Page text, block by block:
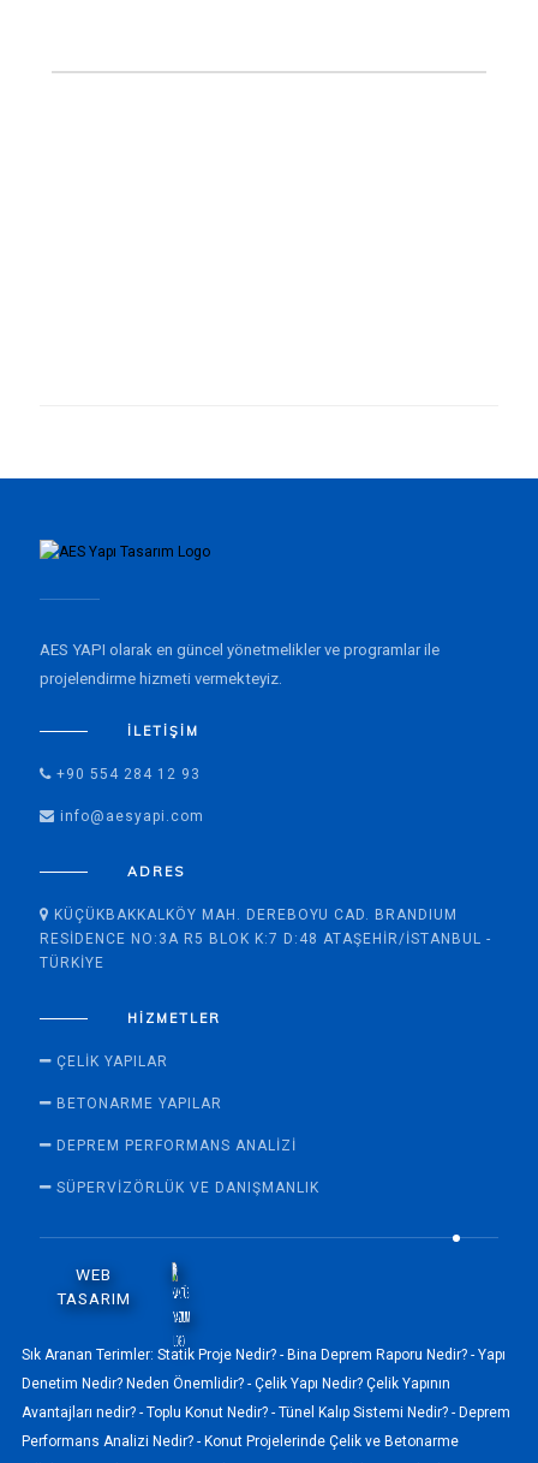
AES YAPI olarak en güncel yönetmelikler ve programlar ile
projelendirme hizmeti vermekteyiz.
İLETIŞIM
+90 554 284 12 93
info@aesyapi.com
ADRES
KÜÇÜKBAKKALKÖY MAH. DEREBOYU CAD. BRANDIUM
RESIDENCE NO:3A R5 BLOK K:7 D:48 ATAŞEHIR/İSTANBUL -
TÜRKIYE
HIZMETLER
ÇELIK YAPILAR
BETONARME YAPILAR
DEPREM PERFORMANS ANALIZI
SÜPERVİZÖRLÜK VE DANIŞMANLIK
WEB
TASARIM
Sık Aranan Terimler: Statik Proje Nedir? - Bina Deprem Raporu Nedir? - Yapı
Denetim Nedir? Neden Önemlidir? - Çelik Yapı Nedir? Çelik Yapının
Avantajları nedir? - Toplu Konut Nedir? - Tünel Kalıp Sistemi Nedir? - Deprem
Performans Analizi Nedir? - Konut Projelerinde Çelik ve Betonarme